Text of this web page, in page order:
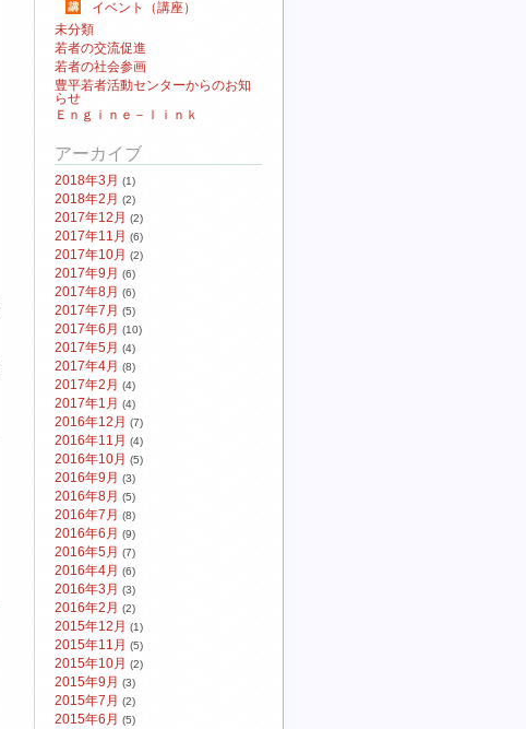
イベント（講座）
未分類
若者の交流促進
若者の社会参画
豊平若者活動センターからのお知
らせ
Ｅｎｇｉｎｅ－ｌｉｎｋ
アーカイブ
2018年3月 (1)
2018年2月 (2)
2017年12月 (2)
2017年11月 (6)
2017年10月 (2)
2017年9月 (6)
2017年8月 (6)
2017年7月 (5)
2017年6月 (10)
2017年5月 (4)
2017年4月 (8)
2017年2月 (4)
2017年1月 (4)
2016年12月 (7)
2016年11月 (4)
2016年10月 (5)
2016年9月 (3)
2016年8月 (5)
2016年7月 (8)
2016年6月 (9)
2016年5月 (7)
2016年4月 (6)
2016年3月 (3)
2016年2月 (2)
2015年12月 (1)
2015年11月 (5)
2015年10月 (2)
2015年9月 (3)
2015年7月 (2)
2015年6月 (5)